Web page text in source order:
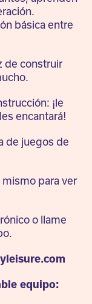
básica entre
de construir
¡le
encantará!
de juegos de
mismo para ver
o llame
equipo: